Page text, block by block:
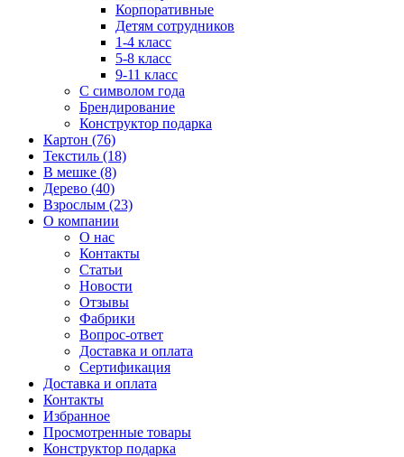
Корпоративные
Детям сотрудников
1-4 класс
5-8 класс
9-11 класс
С символом года
Брендирование
Конструктор подарка
Картон (76)
Текстиль (18)
В мешке (8)
Дерево (40)
Взрослым (23)
О компании
О нас
Контакты
Статьи
Новости
Отзывы
Фабрики
Вопрос-ответ
Доставка и оплата
Сертификация
Доставка и оплата
Контакты
Избранное
Просмотренные товары
Конструктор подарка